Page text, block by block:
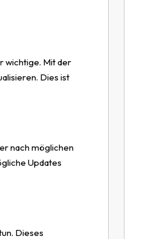
wichtige. Mit der
Dies ist
nach möglichen
Updates
Dieses